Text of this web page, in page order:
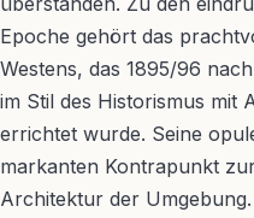
Epoche gehört das
Westens, das 1895/96
im Stil des Historismus mit
errichtet wurde. Seine
markanten Kontrapunkt
Architektur der